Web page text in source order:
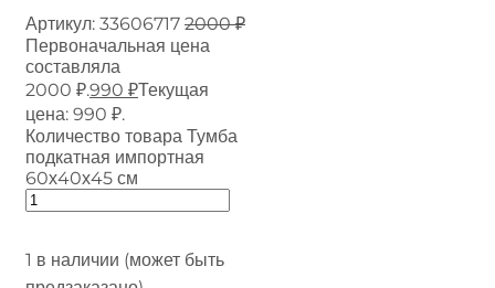
Артикул: 33606717 2000₽
Первоначальная цена
составляла
2000 ₽.990 ₽Текущая
цена: 990 ₽.
Количество товара Тумба
подкатная импортная
60х40х45 см
1 в наличии (может быть